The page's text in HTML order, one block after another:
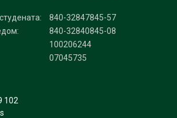
840-32847845-57
840-32840845-08
100206244
07045735
102